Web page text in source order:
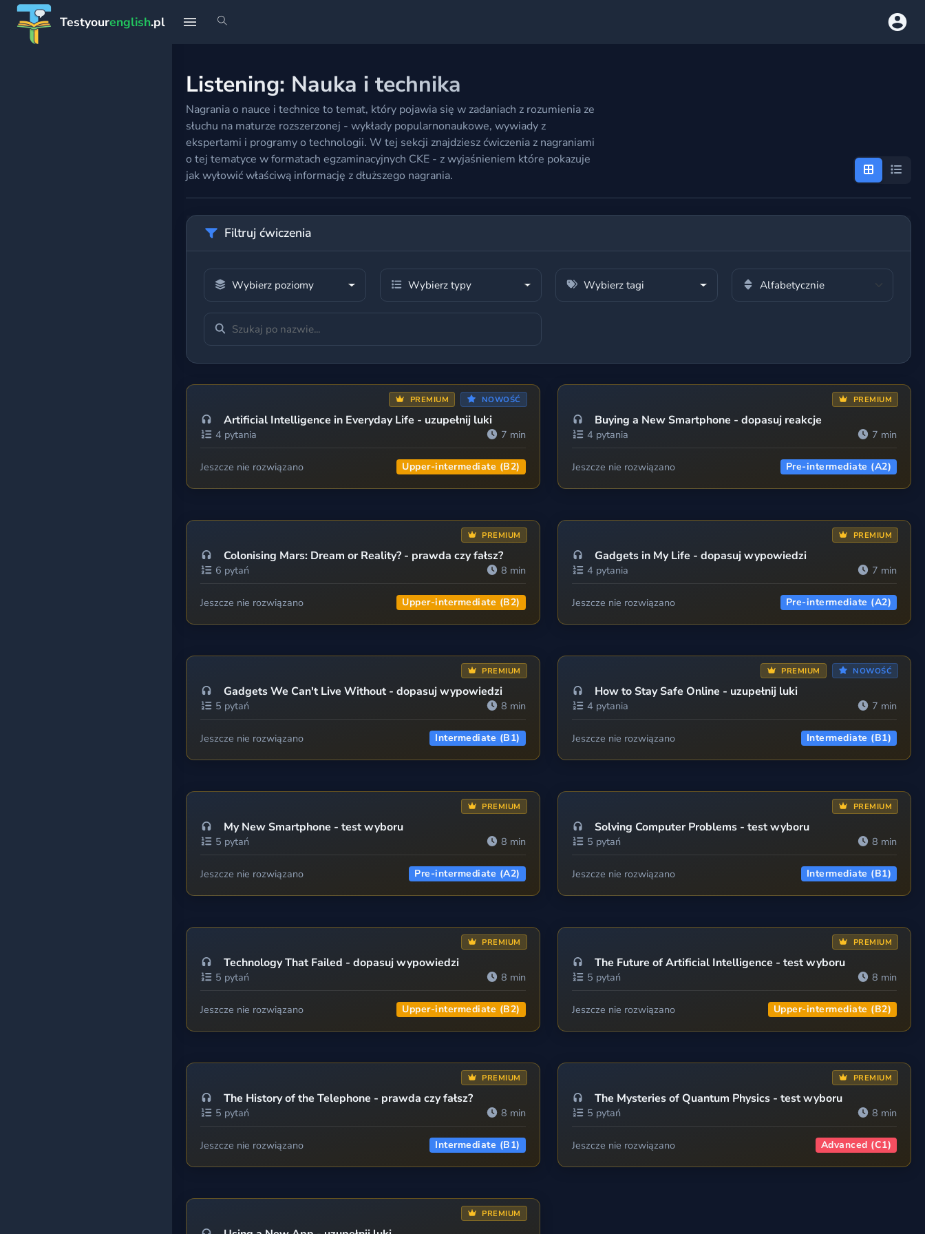
Testyourenglish.pl
Listening: Nauka i technika
Nagrania o nauce i technice to temat, który pojawia się w zadaniach z rozumienia ze
słuchu na maturze rozszerzonej - wykłady popularnonaukowe, wywiady z
ekspertami i programy o technologii. W tej sekcji znajdziesz ćwiczenia z nagraniami
o tej tematyce w formatach egzaminacyjnych CKE - z wyjaśnieniem które pokazuje
jak wyłowić właściwą informację z dłuższego nagrania.
Filtruj ćwiczenia
Wybierz poziomy Wybierz typy Wybierz tagi
PREMIUM NOWOŚĆ
Artificial Intelligence in Everyday Life - uzupełnij luki
4 pytania 7 min
Jeszcze nie rozwiązano Upper-intermediate (B2)
PREMIUM
Buying a New Smartphone - dopasuj reakcje
4 pytania 7 min
Jeszcze nie rozwiązano Pre-intermediate (A2)
PREMIUM
Colonising Mars: Dream or Reality? - prawda czy fałsz?
6 pytań 8 min
Jeszcze nie rozwiązano Upper-intermediate (B2)
PREMIUM
Gadgets in My Life - dopasuj wypowiedzi
4 pytania 7 min
Jeszcze nie rozwiązano Pre-intermediate (A2)
PREMIUM
Gadgets We Can't Live Without - dopasuj wypowiedzi
5 pytań 8 min
Jeszcze nie rozwiązano Intermediate (B1)
PREMIUM NOWOŚĆ
How to Stay Safe Online - uzupełnij luki
4 pytania 7 min
Jeszcze nie rozwiązano Intermediate (B1)
PREMIUM
My New Smartphone - test wyboru
5 pytań 8 min
Jeszcze nie rozwiązano Pre-intermediate (A2)
PREMIUM
Solving Computer Problems - test wyboru
5 pytań 8 min
Jeszcze nie rozwiązano Intermediate (B1)
PREMIUM
Technology That Failed - dopasuj wypowiedzi
5 pytań 8 min
Jeszcze nie rozwiązano Upper-intermediate (B2)
PREMIUM
The Future of Artificial Intelligence - test wyboru
5 pytań 8 min
Jeszcze nie rozwiązano Upper-intermediate (B2)
PREMIUM
The History of the Telephone - prawda czy fałsz?
5 pytań 8 min
Jeszcze nie rozwiązano Intermediate (B1)
PREMIUM
The Mysteries of Quantum Physics - test wyboru
5 pytań 8 min
Jeszcze nie rozwiązano Advanced (C1)
PREMIUM